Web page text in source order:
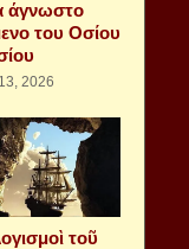
άγνωστο
του Οσίου
2026
τοῦ